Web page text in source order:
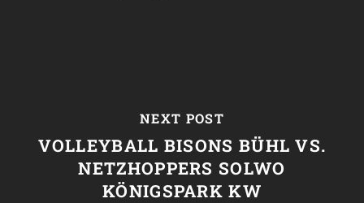
NEXT POST
VOLLEYBALL BISONS BÜHL VS.
NETZHOPPERS SOLWO
KÖNIGSPARK KW